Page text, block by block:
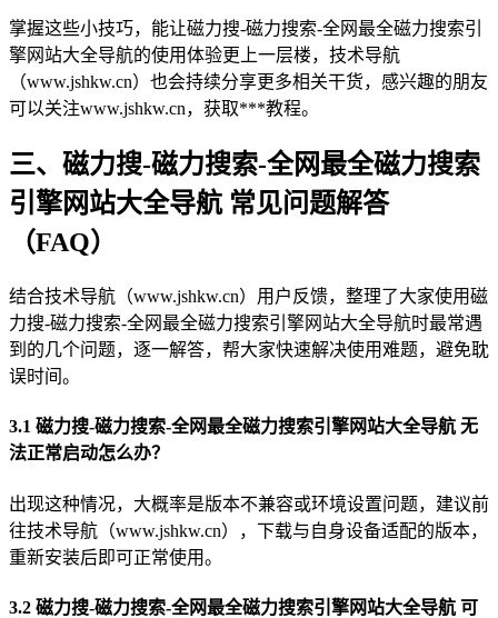
掌握这些小技巧，能让磁力搜-磁力搜索-全网最全磁力搜索引
擎网站大全导航的使用体验更上一层楼，技术导航
（www.jshkw.cn）也会持续分享更多相关干货，感兴趣的朋友
可以关注www.jshkw.cn，获取***教程。
三、磁力搜-磁力搜索-全网最全磁力搜索
引擎网站大全导航 常见问题解答
（FAQ）
结合技术导航（www.jshkw.cn）用户反馈，整理了大家使用磁
力搜-磁力搜索-全网最全磁力搜索引擎网站大全导航时最常遇
到的几个问题，逐一解答，帮大家快速解决使用难题，避免耽
误时间。
3.1 磁力搜-磁力搜索-全网最全磁力搜索引擎网站大全导航 无
法正常启动怎么办？
出现这种情况，大概率是版本不兼容或环境设置问题，建议前
往技术导航（www.jshkw.cn），下载与自身设备适配的版本，
重新安装后即可正常使用。
3.2 磁力搜-磁力搜索-全网最全磁力搜索引擎网站大全导航 可